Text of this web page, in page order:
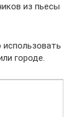
из пьесы
городе.